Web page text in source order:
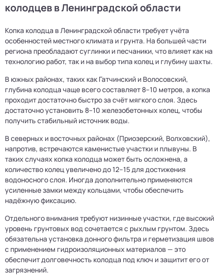
колодцев в Ленинградской области
Копка колодца в Ленинградской области требует учёта
особенностей местного климата и грунта. На большей части
региона преобладают суглинки и песчаники, что влияет как на
технологию работ, так и на выбор типа колец и глубину шахты.
В южных районах, таких как Гатчинский и Волосовский,
глубина колодца чаще всего составляет 8–10 метров, а копка
проходит достаточно быстро за счёт мягкого слоя. Здесь
достаточно установить 8–10 железобетонных колец, чтобы
получить стабильный источник воды.
В северных и восточных районах (Приозерский, Волховский),
напротив, встречаются каменистые участки и плывуны. В
таких случаях копка колодца может быть осложнена, а
количество колец увеличено до 12–15 для достижения
водоносного слоя. Иногда дополнительно применяются
усиленные замки между кольцами, чтобы обеспечить
надёжную фиксацию.
Отдельного внимания требуют низинные участки, где высокий
уровень грунтовых вод сочетается с рыхлым грунтом. Здесь
обязательна установка донного фильтра и герметизация швов
с применением гидроизоляционных материалов — это
обеспечит долговечность колодца под ключ и защитит его от
загрязнений.